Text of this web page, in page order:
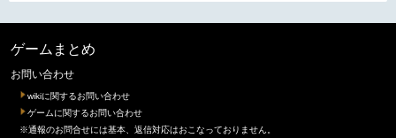
ゲームまとめ
お問い合わせ
wikiに関するお問い合わせ
ゲームに関するお問い合わせ
※通報のお問合せには基本、返信対応はおこなっておりません。